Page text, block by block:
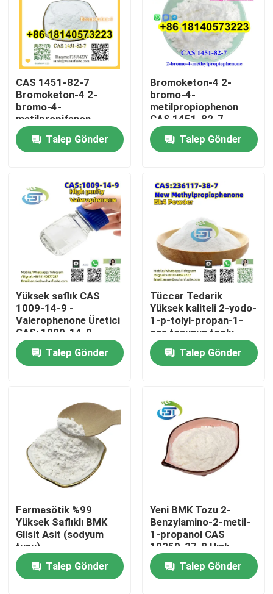
Ürünler
Hakkımızda
Fabrika turu
Bize Ulaşın
Bir teklif isteği
BMK Kimya
PMK Kimyasal
CAS 1451-82-7
Bromoketon-4 2-
bromo-4-
metilpropifenon
Yüksek saflıkta
Talep Gönder
Bromoketon-4 2-
bromo-4-
metilpropiophenon
CAS 1451-82-7
Yüksek saflık
Talep Gönder
Yüksek saflık CAS
1009-14-9 -
Valerophenone Üretici
CAS: 1009-14-9 -
Rekabetçi Fiyatlar Bul
Talep Gönder
Tüccar Tedarik
Yüksek kaliteli 2-yodo-
1-p-tolyl-propan-1-
one tozunun toplu
tedarikleri cas
236117-38-7 daha
düşük fiyat
Talep Gönder
Farmasötik %99
Yüksek Saflıklı BMK
Glisit Asit (sodyum
tuzu)
Talep Gönder
Yeni BMK Tozu 2-
Benzylamino-2-metil-
1-propanol CAS
10250-27-8 Hızlı
Teslimatla
Talep Gönder